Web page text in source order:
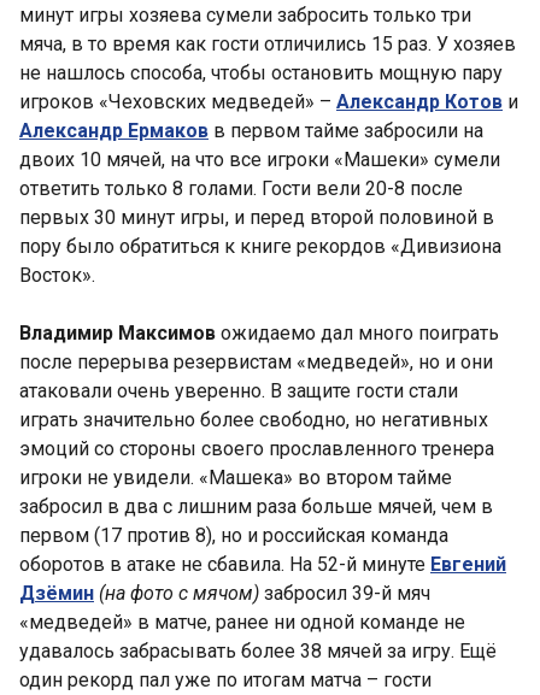
минут игры хозяева сумели забросить только три
мяча, в то время как гости отличились 15 раз. У хозяев
не нашлось способа, чтобы остановить мощную пару
игроков «Чеховских медведей» – Александр Котов и
Александр Ермаков в первом тайме забросили на
двоих 10 мячей, на что все игроки «Машеки» сумели
ответить только 8 голами. Гости вели 20-8 после
первых 30 минут игры, и перед второй половиной в
пору было обратиться к книге рекордов «Дивизиона
Восток».
Владимир Максимов ожидаемо дал много поиграть
после перерыва резервистам «медведей», но и они
атаковали очень уверенно. В защите гости стали
играть значительно более свободно, но негативных
эмоций со стороны своего прославленного тренера
игроки не увидели. «Машека» во втором тайме
забросил в два с лишним раза больше мячей, чем в
первом (17 против 8), но и российская команда
оборотов в атаке не сбавила. На 52-й минуте Евгений
Дзёмин (на фото с мячом) забросил 39-й мяч
«медведей» в матче, ранее ни одной команде не
удавалось забрасывать более 38 мячей за игру. Ещё
один рекорд пал уже по итогам матча – гости